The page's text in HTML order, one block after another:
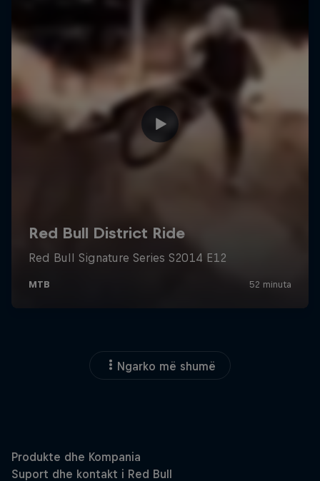
Ngarko më shumë